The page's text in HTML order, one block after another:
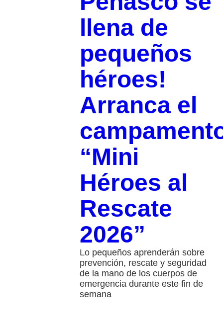
llena de
pequeños
héroes!
Arranca el
“Mini
Héroes al
Rescate
2026”
Lo pequeños aprenderán sobre
prevención, rescate y seguridad
de la mano de los cuerpos de
emergencia durante este fin de
semana